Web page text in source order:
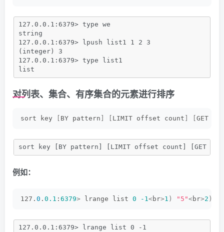
127.0.0.1:6379> type we
string
127.0.0.1:6379> lpush list1 1 2 3
(integer) 3
127.0.0.1:6379> type list1
list
对列表、集合、有序集合的元素进行排序
sort key BY pattern LIMIT offset count GET
sort key [BY pattern] [LIMIT offset count] [GET
例如：
127. 0 . 0.1 : 6379> lrange list 0 -1 <br>1 ) "5"<br>2 )
127.0.0.1:6379> lrange list 0 -1